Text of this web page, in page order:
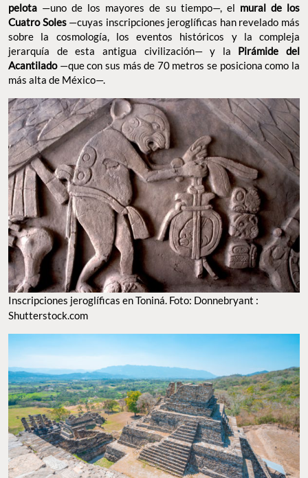
pelota —uno de los mayores de su tiempo—, el mural de los
Cuatro Soles—cuyas inscripciones jeroglíficas han revelado más
sobre la cosmología, los eventos históricos y la compleja
jerarquía de esta antigua civilización— y la Pirámide del
Acantilado—que con sus más de 70 metros se posiciona como la
más alta de México—.
Inscripciones jeroglíficas en Toniná. Foto: Donnebryant :
Shutterstock.com